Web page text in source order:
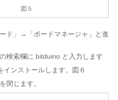
図５
ド」→「ボードマネージャ」と進
検索欄に bitduino と入力します
インストールします。図６
閉じます。